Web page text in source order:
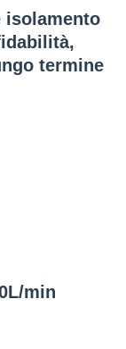
isolamento
termine
min